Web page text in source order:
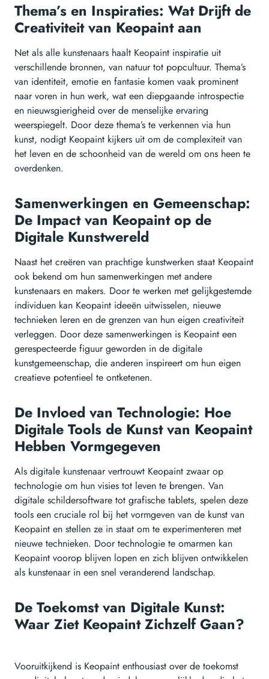
Thema’s en Inspiraties: Wat Drijft de
Creativiteit van Keopaint aan
Net als alle kunstenaars haalt Keopaint inspiratie uit
verschillende bronnen, van natuur tot popcultuur. Thema’s
van identiteit, emotie en fantasie komen vaak prominent
naar voren in hun werk, wat een diepgaande introspectie
en nieuwsgierigheid over de menselijke ervaring
weerspiegelt. Door deze thema’s te verkennen via hun
kunst, nodigt Keopaint kijkers uit om de complexiteit van
het leven en de schoonheid van de wereld om ons heen te
overdenken.
Samenwerkingen en Gemeenschap:
De Impact van Keopaint op de
Digitale Kunstwereld
Naast het creëren van prachtige kunstwerken staat Keopaint
ook bekend om hun samenwerkingen met andere
kunstenaars en makers. Door te werken met gelijkgestemde
individuen kan Keopaint ideeën uitwisselen, nieuwe
technieken leren en de grenzen van hun eigen creativiteit
verleggen. Door deze samenwerkingen is Keopaint een
gerespecteerde figuur geworden in de digitale
kunstgemeenschap, die anderen inspireert om hun eigen
creatieve potentieel te ontketenen.
De Invloed van Technologie: Hoe
Digitale Tools de Kunst van Keopaint
Hebben Vormgegeven
Als digitale kunstenaar vertrouwt Keopaint zwaar op
technologie om hun visies tot leven te brengen. Van
digitale schildersoftware tot grafische tablets, spelen deze
tools een cruciale rol bij het vormgeven van de kunst van
Keopaint en stellen ze in staat om te experimenteren met
nieuwe technieken. Door technologie te omarmen kan
Keopaint voorop blijven lopen en zich blijven ontwikkelen
als kunstenaar in een snel veranderend landschap.
De Toekomst van Digitale Kunst:
Waar Ziet Keopaint Zichzelf Gaan?
Vooruitkijkend is Keopaint enthousiast over de toekomst